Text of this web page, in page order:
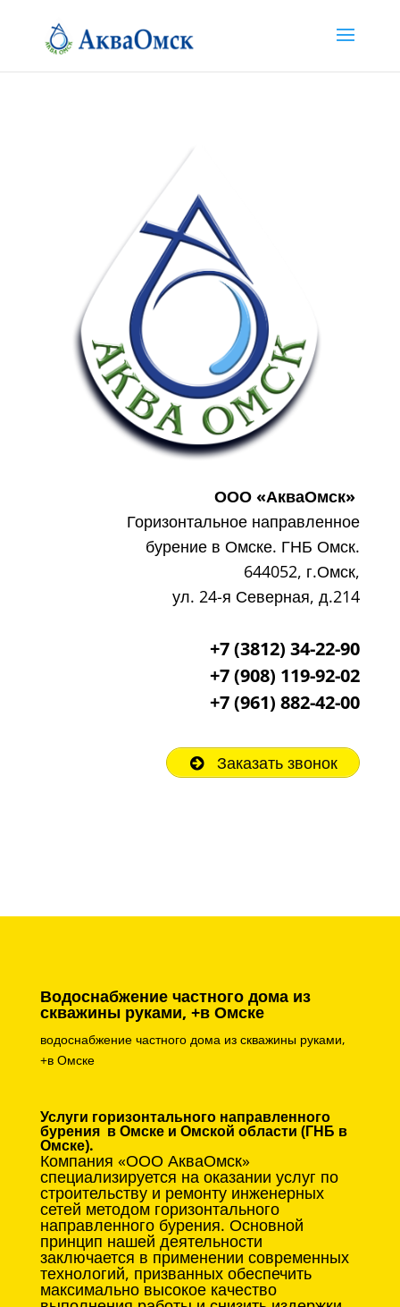
ООО «АкваОмск»
Горизонтальное направленное
бурение в Омске. ГНБ Омск.
644052, г.Омск,
ул. 24-я Северная, д.214
+7 (3812) 34-22-90
+7 (908) 119-92-02
+7(961) 882-42-00
Заказать звонок
Водоснабжение частного дома из
скважины руками, +в Омске
водоснабжение частного дома из скважины руками,
+в Омске
Услуги горизонтального направленного
бурения в Омске и Омской области (ГНБ в
Омске).
Компания «ООО АкваОмск»
специализируется на оказании услуг по
строительству и ремонту инженерных
сетей методом горизонтального
направленного бурения. Основной
принцип нашей деятельности
заключается в применении современных
технологий, призванных обеспечить
максимально высокое качество